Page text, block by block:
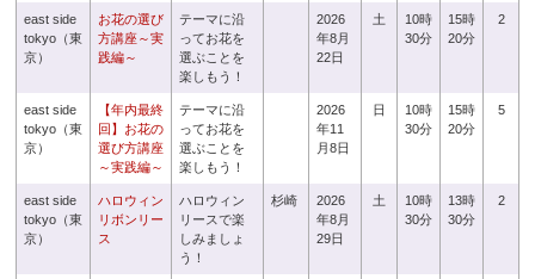
east side
tokyo（東
京）
お花の選び
方講座～実
践編～
テーマに沿
ってお花を
選ぶことを
楽しもう！
2026
年8月
22日
土
10時
30分
15時
20分
2
east side
tokyo（東
京）
【年内最終
回】お花の
選び方講座
～実践編～
テーマに沿
ってお花を
選ぶことを
楽しもう！
2026
年11
月8日
日
10時
30分
15時
20分
5
east side
tokyo（東
京）
ハロウィン
リボンリー
ス
ハロウィン
リースで楽
しみましょ
う！
杉崎
2026
年8月
29日
土
10時
30分
13時
30分
2